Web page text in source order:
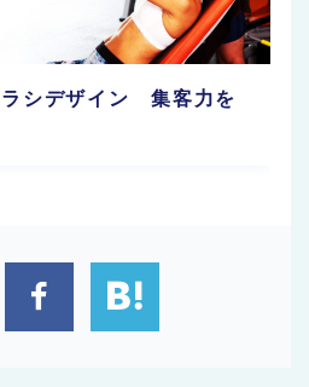
ラシデザイン 集客力を